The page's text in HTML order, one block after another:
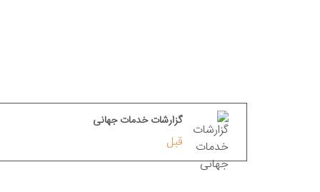
گزارشات خدمات جهانی
قبل